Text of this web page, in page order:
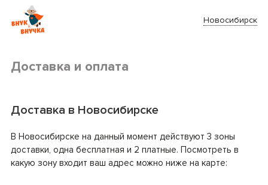
Новосибирск
Доставка и оплата
Доставка в Новосибирске
В Новосибирске на данный момент действуют 3 зоны
доставки, одна бесплатная и 2 платные. Посмотреть в
какую зону входит ваш адрес можно ниже на карте: